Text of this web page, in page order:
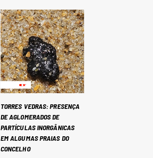
TORRES VEDRAS: PRESENÇA
DE AGLOMERADOS DE
PARTÍCULAS INORGÂNICAS
EM ALGUMAS PRAIAS DO
CONCELHO